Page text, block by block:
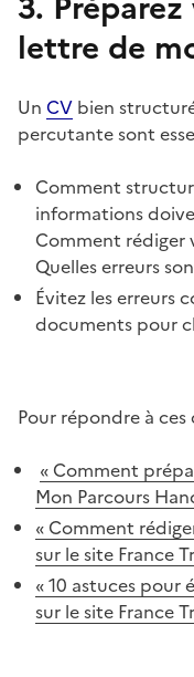
lettre de
Un CV bien
percutante sont
Comment
informations
Comment
Quelles erreurs
Évitez les erreurs
documents pour
Pour répondre à
« Comment
Mon Parcours
« Comment
sur le site France
« 10 astuces
sur le site France